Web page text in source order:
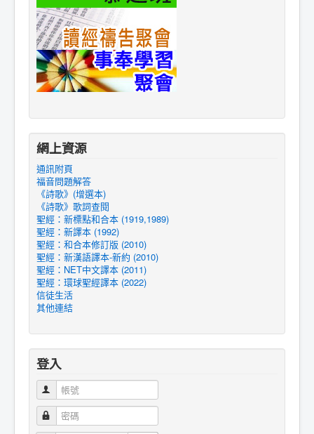
網上資源
通訊附頁
福音問題解答
《詩歌》(增選本)
《詩歌》歌詞查閱
聖經：新標點和合本 (1919,1989)
聖經：新譯本 (1992)
聖經：和合本修訂版 (2010)
聖經：新漢語譯本-新約 (2010)
聖經：NET中文譯本 (2011)
聖經：環球聖經譯本 (2022)
信徒生活
其他連結
登入
帳號
密碼